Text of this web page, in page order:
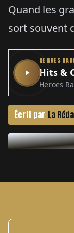
Quand les
sort souvent
HEROES
Hits &
Heroes
Écrit par La